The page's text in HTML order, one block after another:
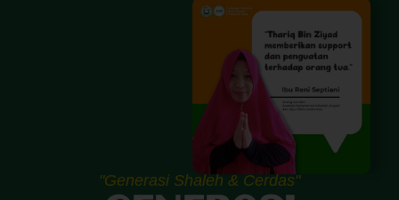
"Generasi Shaleh & Cerdas"